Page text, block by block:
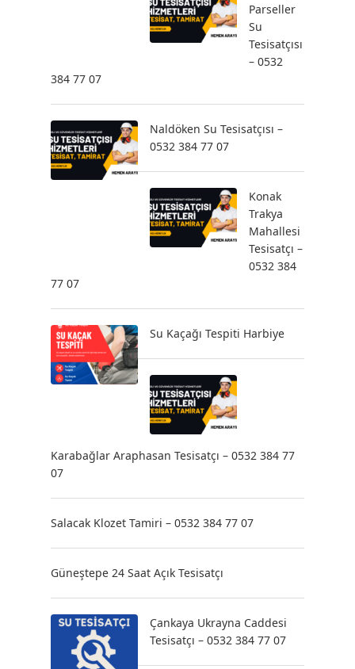
Parseller
Su
Tesisatçısı
– 0532
384 77 07
Naldöken Su Tesisatçısı –
0532 384 77 07
Konak
Trakya
Mahallesi
Tesisatçı –
0532 384
77 07
Su Kaçağı Tespiti Harbiye
Karabağlar Araphasan Tesisatçı – 0532 384 77
07
Salacak Klozet Tamiri – 0532 384 77 07
Güneştepe 24 Saat Açık Tesisatçı
Çankaya Ukrayna Caddesi
Tesisatçı – 0532 384 77 07